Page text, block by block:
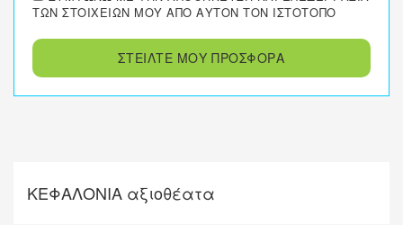
ΤΩΝ ΣΤΟΙΧΕΊΩΝ ΜΟΥ ΑΠΌ ΑΥΤΌΝ ΤΟΝ ΙΣΤΌΤΟΠΟ
ΣΤΕΙΛΤΕ ΜΟΥ ΠΡΟΣΦΟΡΑ
ΚΕΦΑΛΟΝΙΑ αξιοθέατα